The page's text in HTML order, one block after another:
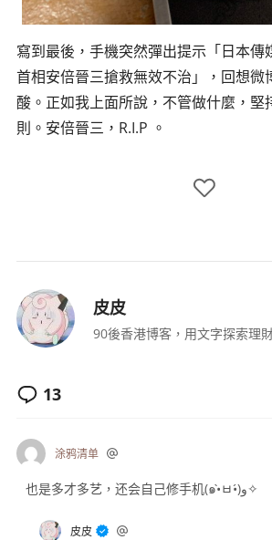
寫到最後，手機突然彈出提示「日本傳
首相安倍晉三搶救無效不治」，回想微
酸。正如我上面所說，不管做什麼，堅
則。安倍晉三，R.I.P 。
皮皮
90後香港博客，用文字探索理
13
涂鸦清单
也是多才多艺，还会自己修手机(๑•̀ㅂ•́)و✧
皮皮